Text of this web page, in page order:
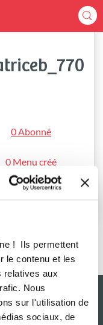
! Ils permettent
le contenu et les
relatives aux
Nous
sur l'utilisation de
sociaux, de
0 Abonné
0 Menu créé